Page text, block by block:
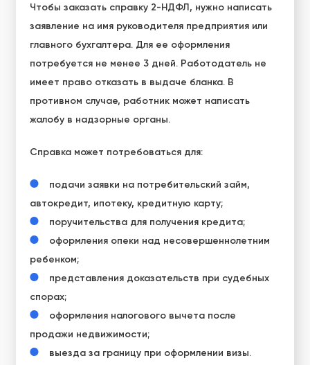
Чтобы заказать справку 2-НДФЛ, нужно написать
заявление на имя руководителя предприятия или
главного бухгалтера. Для ее оформления
потребуется не менее 3 дней. Работодатель не
имеет право отказать в выдаче бланка. В
противном случае, работник может написать
жалобу в надзорные органы.
Справка может потребоваться для:
подачи заявки на потребительский займ,
автокредит, ипотеку, кредитную карту;
поручительства для получения кредита;
оформления опеки над несовершеннолетним
ребенком;
представления доказательств при судебных
спорах;
оформления налогового вычета после
продажи недвижимости;
выезда за границу при оформлении визы.